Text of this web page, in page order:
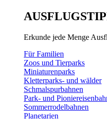
Erkunde jede Menge
Für Familien
Zoos und Tierparks
Miniaturenparks
Kletterparks- und wälder
Schmalspurbahnen
Park- und
Sommerrodelbahnen
Planetarien